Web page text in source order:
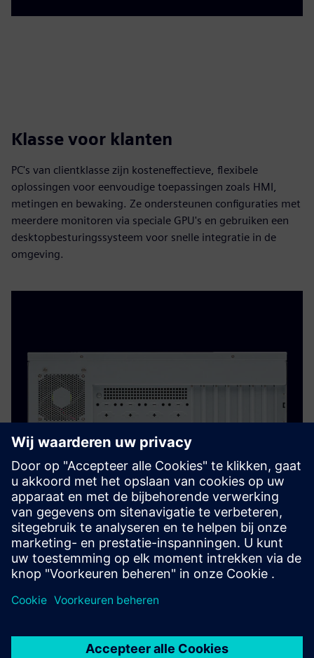
Klasse voor klanten
PC's van clientklasse zijn kosteneffectieve, flexibele
oplossingen voor eenvoudige toepassingen zoals HMI,
metingen en bewaking. Ze ondersteunen configuraties met
meerdere monitoren via speciale GPU's en gebruiken een
desktopbesturingssysteem voor snelle integratie in de
omgeving.